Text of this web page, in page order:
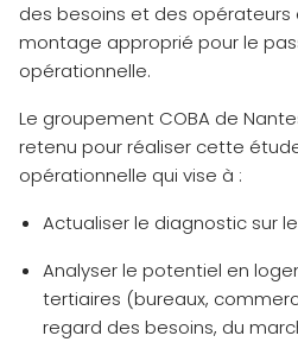
des besoins et des opérateurs
montage approprié pour le
opérationnelle.
Le groupement COBA de
retenu pour réaliser cette
opérationnelle qui vise à :
Actualiser le diagnostic sur
Analyser le potentiel en
tertiaires (bureaux,
regard des besoins, du